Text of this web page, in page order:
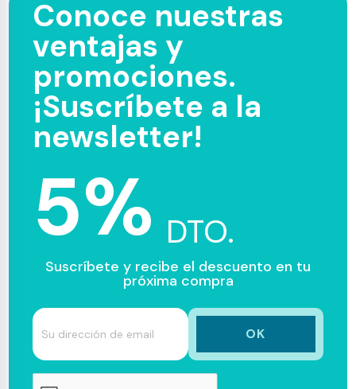
Conoce nuestras
ventajas y
promociones.
¡Suscríbete a la
newsletter!
5% DTO.
Suscríbete y recibe el descuento en tu
próxima compra